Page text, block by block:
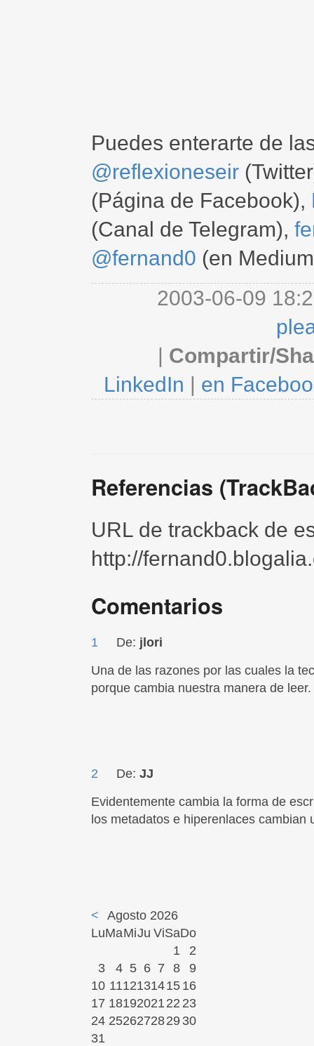
Puedes enterarte de
@reflexioneseir
(Página de Facebook),
(Canal de Telegram),
@fernand0 (en
2003-06-09
| Compartir/
LinkedIn | en
Referencias
URL de trackback de
http://
Comentarios
1 De: jlori
Una de las razones por las cuales la
porque cambia nuestra manera de leer.
2 De: JJ
Evidentemente cambia la forma de
los metadatos e hiperenlaces cambian
<
Agosto 2026
LuMaMiJu ViSaDo
1
2
3
4 5 6 7 8
9
10 1112131415 16
17 18192021 22 23
24 2526272829 30
31